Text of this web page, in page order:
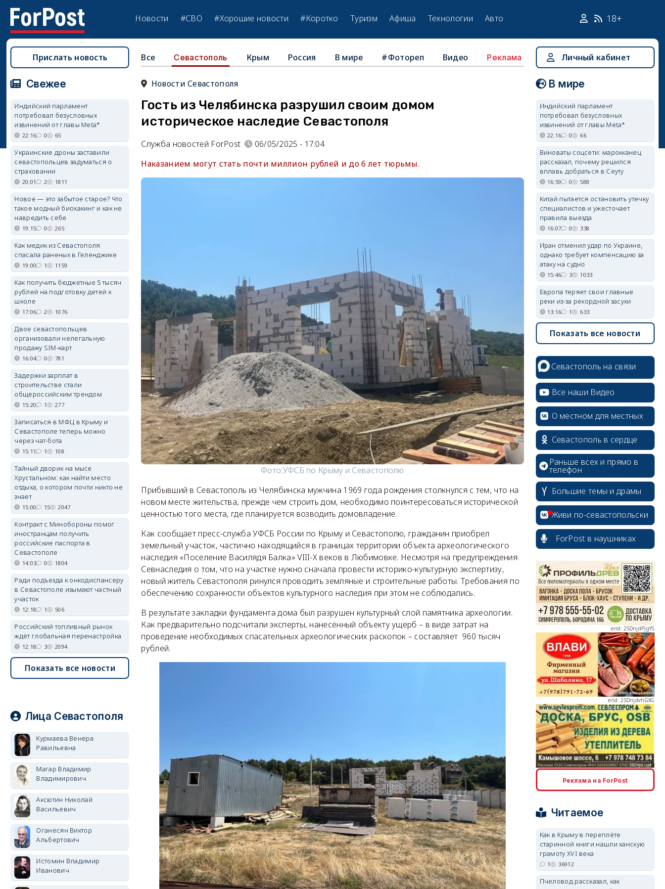
Новости #СВО #Хорошие новости #Коротко Туризм Афиша Технологии Авто 18+
Все Севастополь Крым Россия В мире #Фотореп Видео Реклама
Новости Севастополя
Гость из Челябинска разрушил своим домом
историческое наследие Севастополя
Служба новостей ForPost
06/05/2025 - 17:04
Наказанием могут стать почти миллион рублей и до 6 лет тюрьмы.
Фото:УФСБ по Крыму и Севастополю
Прибывший в Севастополь из Челябинска мужчина 1969 года рождения столкнулся с тем, что на
новом месте жительства, прежде чем строить дом, необходимо поинтересоваться исторической
ценностью того места, где планируется возводить домовладение.
Как сообщает пресс-служба УФСБ России по Крыму и Севастополю, гражданин приобрел
земельный участок, частично находящийся в границах территории объекта археологического
наследия «Поселение Василядя Балка» VIII-X веков в Любимовке. Несмотря на предупреждения
Севнаследия о том, что на участке нужно сначала провести историко-культурную экспертизу,
новый житель Севастополя ринулся проводить земляные и строительные работы. Требования по
обеспечению сохранности объектов культурного наследия при этом не соблюдались.
В результате закладки фундамента дома был разрушен культурный слой памятника археологии.
Как предварительно подсчитали эксперты, нанесённый объекту ущерб – в виде затрат на
проведение необходимых спасательных археологических раскопок – составляет 960 тысяч
рублей.
Прислать новость
Свежее
Индийский парламент
потребовал безусловных
извинений от главы Meta*
22:16 0 65
Украинские дроны заставили
севастопольцев задуматься о
страховании
20:01 2 1811
Новое — это забытое старое? Что
такое модный биохакинг и как не
навредить себе
19:15 0 265
Как медик из Севастополя
спасала раненых в Геленджике
19:00 1 1159
Как получить бюджетные 5 тысяч
рублей на подготовку детей к
школе
17:06 2 1076
Двое севастопольцев
организовали нелегальную
продажу SIM-карт
16:04 0 781
Задержки зарплат в
строительстве стали
общероссийским трендом
15:20 1 277
Записаться в МФЦ в Крыму и
Севастополе теперь можно
через чат-бота
15:11 1 108
Тайный дворик на мысе
Хрустальном: как найти место
отдыха, о котором почти никто не
знает
15:00 15 2047
Контракт с Минобороны помог
иностранцам получить
российские паспорта в
Севастополе
14:03 0 1804
Ради подъезда к онкодиспансеру
в Севастополе изымают частный
участок
12:18 1 506
Российский топливный рынок
ждёт глобальная перенастройка
12:18 3 2094
Показать все новости
Лица Севастополя
Курмаева Венера
Равильевна
Магар Владимир
Владимирович
Аксютин Николай
Васильевич
Оганесян Виктор
Альбертович
Истомин Владимир
Иванович
Личный кабинет
В мире
Индийский парламент
потребовал безусловных
извинений от главы Meta*
22:16 0 66
Виноваты соцсети: марокканец
рассказал, почему решился
вплавь добраться в Сеуту
16:59 0 588
Китай пытается остановить утечку
специалистов и ужесточает
правила выезда
16:07 0 338
Иран отменил удар по Украине,
однако требует компенсацию за
атаку на судно
15:46 3 1033
Европа теряет свои главные
реки из-за рекордной засухи
13:16 1 633
Показать все новости
Севастополь на связи
Все наши Видео
О местном для местных
Севастополь в сердце
Раньше всех и прямо в
телефон
Большие темы и драмы
Живи по-севастопольски
ForPost в наушниках
erid: 2SDnjdPjgYS
erid: 2SDnjdvhGXG
erid: 2SDnjcLUypt
erid: 2SDnjcrDNw6
Реклама на ForPost
Читаемое
Как в Крыму в переплёте
старинной книги нашли ханскую
грамоту XVI века
1 36912
Пчеловод рассказал, как